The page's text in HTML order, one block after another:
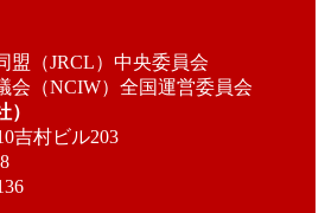
盟（JRCL）中央委員会
会（NCIW）全国運営委員会
吉村ビル203